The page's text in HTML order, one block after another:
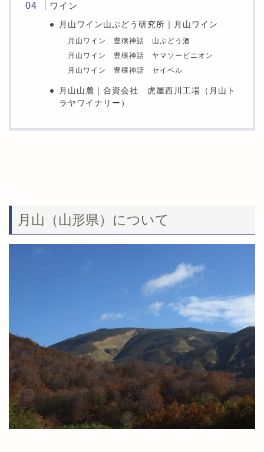
ワイン
月山ワイン山ぶどう研究所｜月山ワイン
月山ワイン 豊穣神話 山ぶどう酒
月山ワイン 豊穣神話 ヤマソービニオン
月山ワイン 豊穣神話 セイベル
月山山麓｜合資会社 虎屋西川工場（月山ト
ラヤワイナリー）
月山（山形県）について